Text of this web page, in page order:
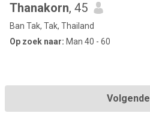
Thanakorn, 45
Ban Tak, Tak, Thailand
Op zoek naar: Man 40 - 60
Volgende